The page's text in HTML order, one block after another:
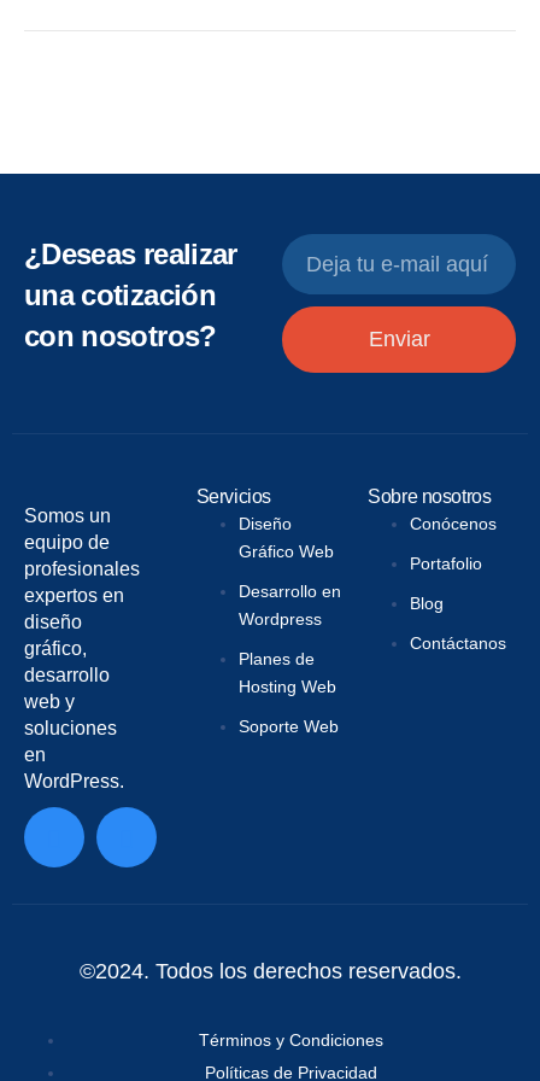
¿Deseas realizar
una cotización
con nosotros?
Enviar
Somos un
equipo de
profesionales
expertos en
diseño
gráfico,
desarrollo
web y
soluciones
en
WordPress.
Servicios
Diseño
Gráfico Web
Desarrollo en
Wordpress
Planes de
Hosting Web
Soporte Web
Sobre nosotros
Conócenos
Portafolio
Blog
Contáctanos
©2024. Todos los derechos reservados.
Términos y Condiciones
Políticas de Privacidad